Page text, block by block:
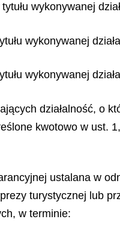
wykonywanej
wykonywanej
wykonywanej
działalność, o
kwotowo w ust.
ustalana w
turystycznej lub
w terminie: